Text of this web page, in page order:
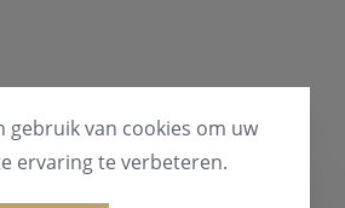
gebruik van cookies om uw
ervaring te verbeteren.